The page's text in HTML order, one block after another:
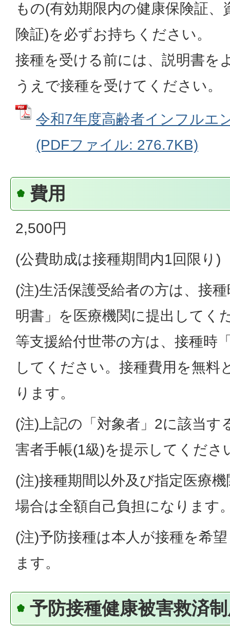
もの(有効期限内の健康保険証
険証)を必ずお持ちください。
接種を受ける前には、説明書を
うえで接種を受けてください。
令和7年度高齢者インフルエ
(PDFファイル: 276.7KB)
費用
2,500円
(公費助成は接種期間内1回限り)
(注)生活保護受給者の方は、接
明書」を医療機関に提出してく
等支援給付世帯の方は、接種時
してください。接種費用を無料
ります。
(注)上記の「対象者」2に該当す
害者手帳(1級)を提示してくださ
(注)接種期間以外及び指定医療
場合は全額自己負担になります
(注)予防接種は本人が接種を希
ます。
予防接種健康被害救済